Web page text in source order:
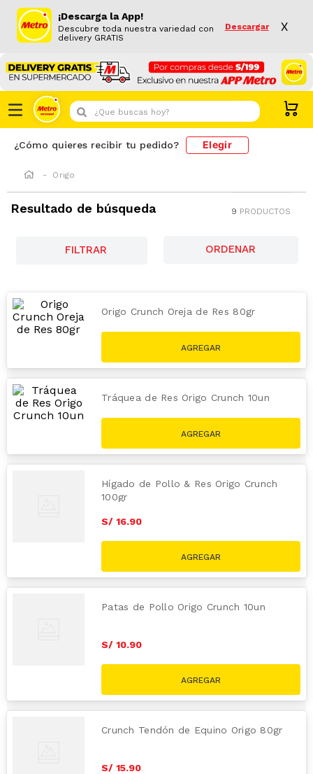
¡Descarga la App!
Descubre toda nuestra variedad con
delivery GRATIS
Descargar X
¿Que buscas hoy?
¿Cómo quieres recibir tu pedido? Elegir
Origo
Resultado de búsqueda 9 PRODUCTOS
FILTRAR
Origo Crunch Oreja de Res 80gr
Tráquea de Res Origo Crunch 10un
Hígado de Pollo & Res Origo Crunch
100gr
S/ 16.90
Patas de Pollo Origo Crunch 10un
S/ 10.90
Crunch Tendón de Equino Origo 80gr
S/ 15.90